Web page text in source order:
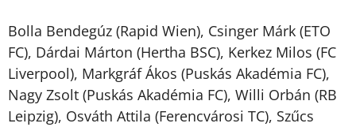
Bolla Bendegúz (Rapid Wien), Csinger Márk (ETO
FC), Dárdai Márton (Hertha BSC), Kerkez Milos (FC
Liverpool), Markgráf Ákos (Puskás Akadémia FC),
Nagy Zsolt (Puskás Akadémia FC), Willi Orbán (RB
Leipzig), Osváth Attila (Ferencvárosi TC), Szűcs